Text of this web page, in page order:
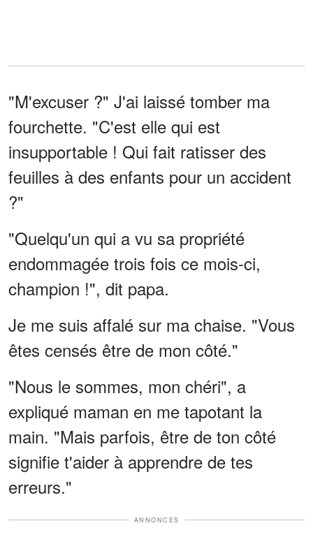
"M'excuser ?" J'ai laissé tomber ma
fourchette. "C'est elle qui est
insupportable ! Qui fait ratisser des
feuilles à des enfants pour un accident
?"
"Quelqu'un qui a vu sa propriété
endommagée trois fois ce mois-ci,
champion !", dit papa.
Je me suis affalé sur ma chaise. "Vous
êtes censés être de mon côté."
"Nous le sommes, mon chéri", a
expliqué maman en me tapotant la
main. "Mais parfois, être de ton côté
signifie t'aider à apprendre de tes
erreurs."
ANNONCES